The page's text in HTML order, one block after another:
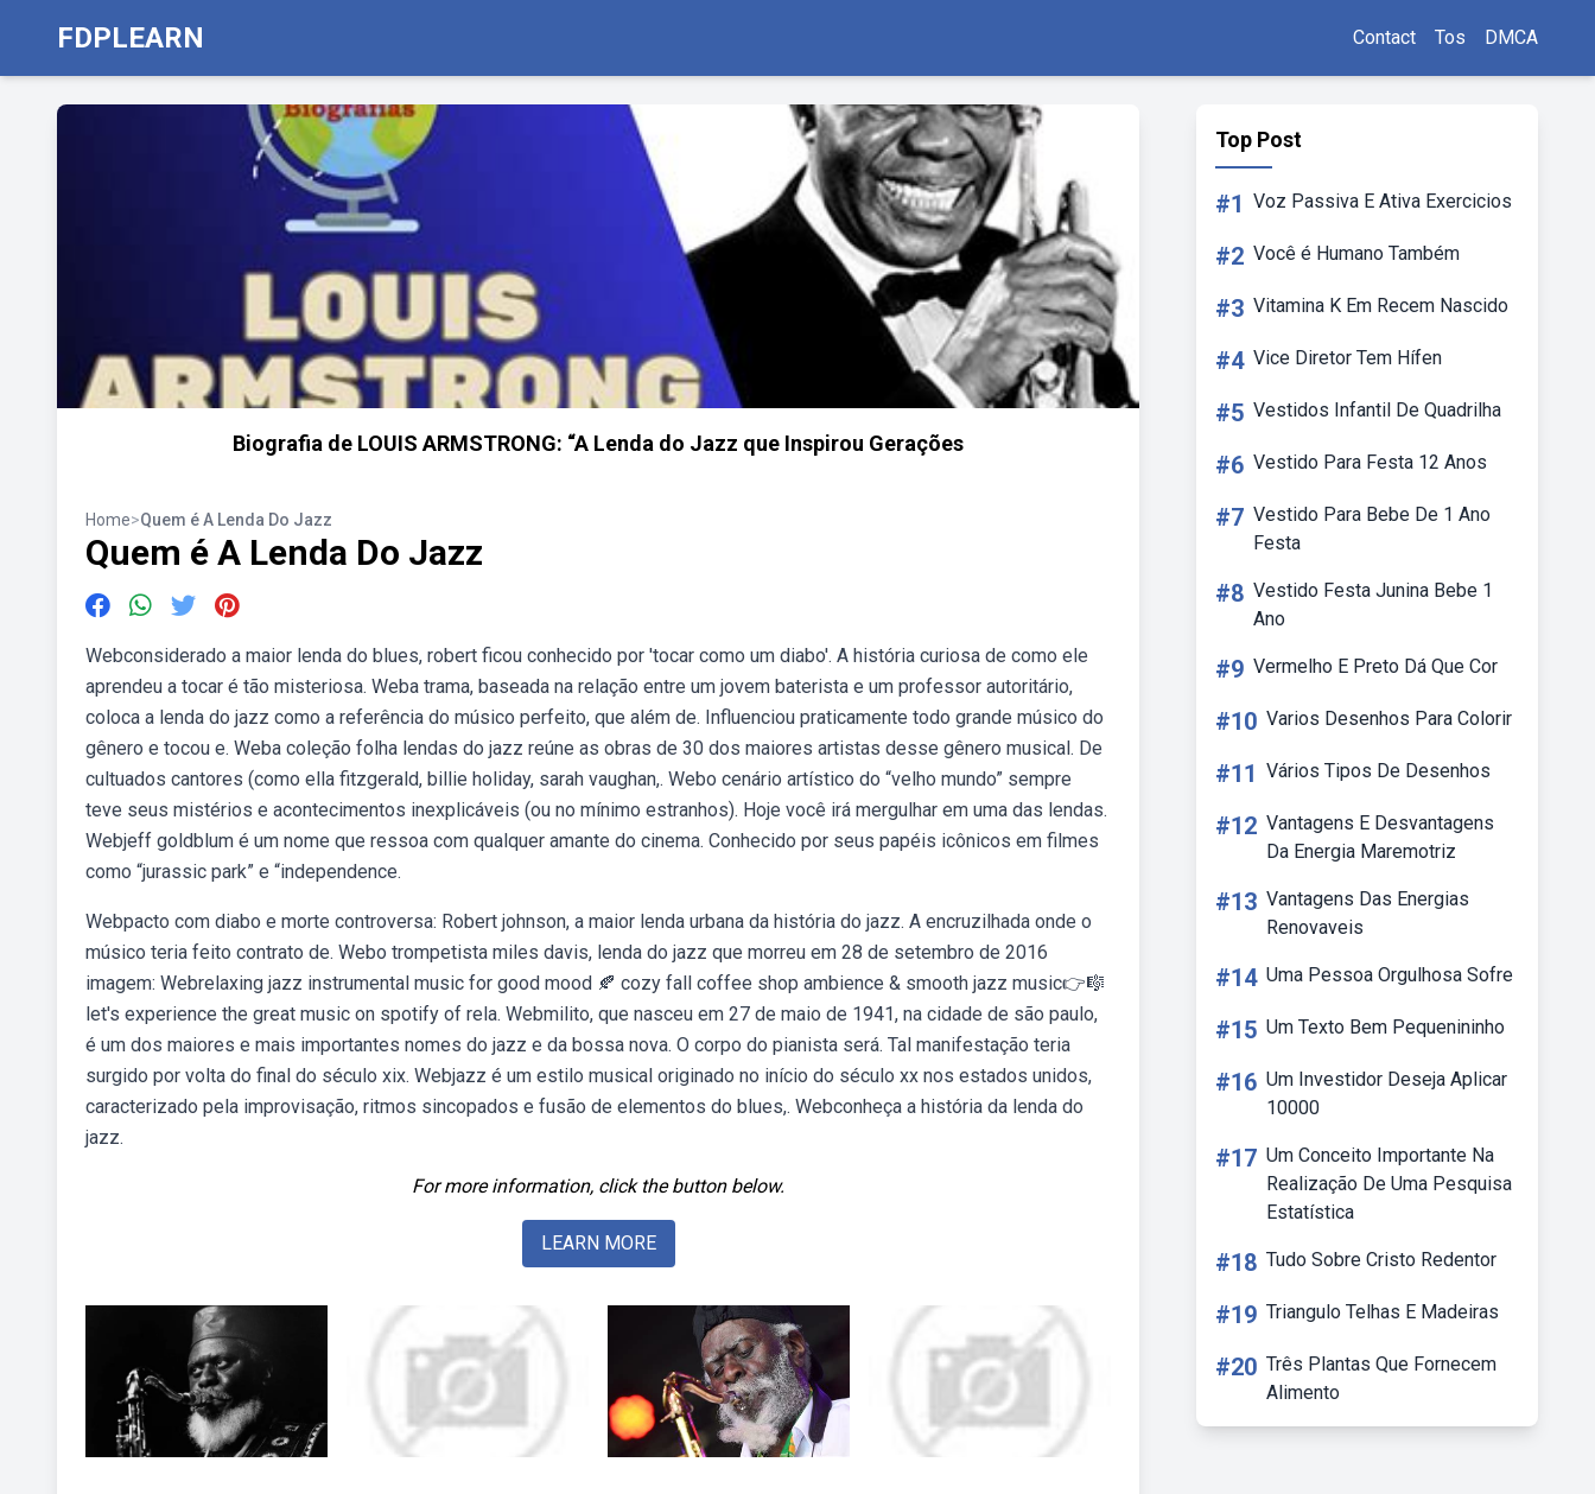
FDPLEARN Contact Tos DMCA
Biografia de LOUIS ARMSTRONG: “A Lenda do Jazz que Inspirou Gerações
Home>Quem é A Lenda Do Jazz
Quem é A Lenda Do Jazz
Webconsiderado a maior lenda do blues, robert ficou conhecido por 'tocar como um diabo'. A história curiosa de como ele
aprendeu a tocar é tão misteriosa. Weba trama, baseada na relação entre um jovem baterista e um professor autoritário,
coloca a lenda do jazz como a referência do músico perfeito, que além de. Influenciou praticamente todo grande músico do
gênero e tocou e. Weba coleção folha lendas do jazz reúne as obras de 30 dos maiores artistas desse gênero musical. De
cultuados cantores (como ella fitzgerald, billie holiday, sarah vaughan,. Webo cenário artístico do “velho mundo” sempre
teve seus mistérios e acontecimentos inexplicáveis (ou no mínimo estranhos). Hoje você irá mergulhar em uma das lendas.
Webjeff goldblum é um nome que ressoa com qualquer amante do cinema. Conhecido por seus papéis icônicos em filmes
como “jurassic park” e “independence.
Webpacto com diabo e morte controversa: Robert johnson, a maior lenda urbana da história do jazz. A encruzilhada onde o
músico teria feito contrato de. Webo trompetista miles davis, lenda do jazz que morreu em 28 de setembro de 2016
imagem: Webrelaxing jazz instrumental music for good mood 🍂 cozy fall coffee shop ambience & smooth jazz music👉️🎼
let's experience the great music on spotify of rela. Webmilito, que nasceu em 27 de maio de 1941, na cidade de são paulo,
é um dos maiores e mais importantes nomes do jazz e da bossa nova. O corpo do pianista será. Tal manifestação teria
surgido por volta do final do século xix. Webjazz é um estilo musical originado no início do século xx nos estados unidos,
caracterizado pela improvisação, ritmos sincopados e fusão de elementos do blues,. Webconheça a história da lenda do
jazz.
For more information, click the button below.
LEARN MORE
Top Post
#1 Voz Passiva E Ativa Exercicios
#2 Você é Humano Também
#3 Vitamina K Em Recem Nascido
#4 Vice Diretor Tem Hífen
#5 Vestidos Infantil De Quadrilha
#6 Vestido Para Festa 12 Anos
#7 Vestido Para Bebe De 1 Ano
Festa
#8 Vestido Festa Junina Bebe 1
Ano
#9 Vermelho E Preto Dá Que Cor
#10 Varios Desenhos Para Colorir
#11 Vários Tipos De Desenhos
#12 Vantagens E Desvantagens
Da Energia Maremotriz
#13 Vantagens Das Energias
Renovaveis
#14 Uma Pessoa Orgulhosa Sofre
#15 Um Texto Bem Pequenininho
#16 Um Investidor Deseja Aplicar
10000
#17 Um Conceito Importante Na
Realização De Uma Pesquisa
Estatística
#18 Tudo Sobre Cristo Redentor
#19 Triangulo Telhas E Madeiras
#20 Três Plantas Que Fornecem
Alimento